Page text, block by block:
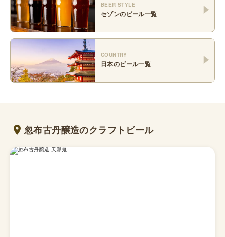
BEER STYLE
セゾンのビール一覧
COUNTRY
日本のビール一覧
忽布古丹醸造のクラフトビール